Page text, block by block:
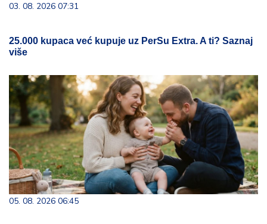
03. 08. 2026 07:31
25.000 kupaca već kupuje uz PerSu Extra. A ti? Saznaj
više
05. 08. 2026 06:45